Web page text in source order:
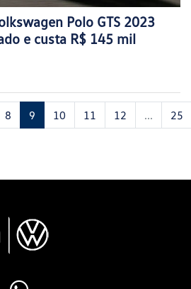
Polo GTS 2023
e custa R$ 145 mil
8 9 10 11 12 ... 25